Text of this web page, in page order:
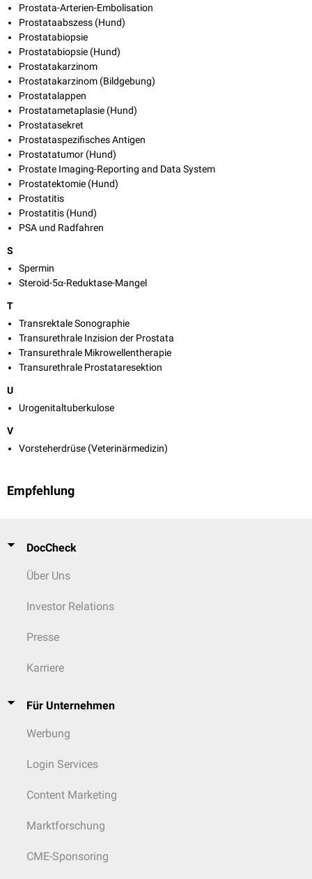
Prostata-Arterien-Embolisation
Prostataabszess (Hund)
Prostatabiopsie
Prostatabiopsie (Hund)
Prostatakarzinom
Prostatakarzinom (Bildgebung)
Prostatalappen
Prostatametaplasie (Hund)
Prostatasekret
Prostataspezifisches Antigen
Prostatatumor (Hund)
Prostate Imaging-Reporting and Data System
Prostatektomie (Hund)
Prostatitis
Prostatitis (Hund)
PSA und Radfahren
S
Spermin
Steroid-5α-Reduktase-Mangel
T
Transrektale Sonographie
Transurethrale Inzision der Prostata
Transurethrale Mikrowellentherapie
Transurethrale Prostataresektion
U
Urogenitaltuberkulose
V
Vorsteherdrüse (Veterinärmedizin)
Empfehlung
DocCheck
Über Uns
Investor Relations
Presse
Karriere
Für Unternehmen
Werbung
Login Services
Content Marketing
Marktforschung
CME-Sponsoring